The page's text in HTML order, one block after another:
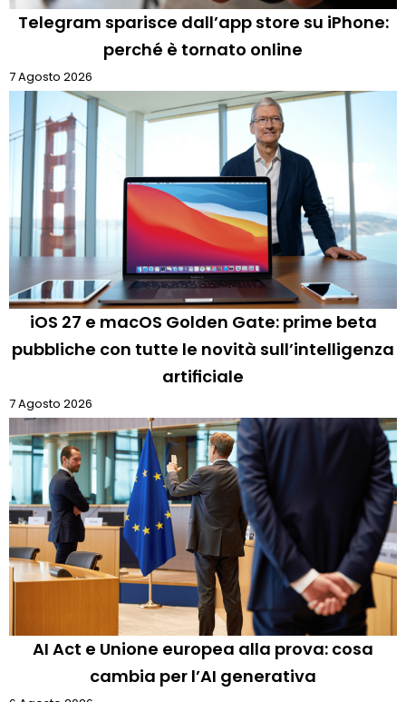
Telegram sparisce dall’app store su iPhone:
perché è tornato online
7 Agosto 2026
iOS 27 e macOS Golden Gate: prime beta
pubbliche con tutte le novità sull’intelligenza
artificiale
7 Agosto 2026
AI Act e Unione europea alla prova: cosa
cambia per l’AI generativa